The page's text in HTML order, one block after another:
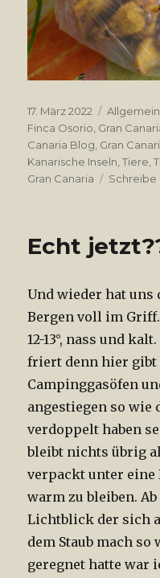
Veröffentlicht
am
17. März 2022 Allgemein
Finca Osorio Gran
Canaria Blog Gran
Kanarische Inseln ,Tiere ,
Gran Canaria
Schreibe
Echt
Und wieder hat
Bergen voll im
12-13°, nass und
friert denn hier gibt
Campinggasöfen
angestiegen so wie
verdoppelt haben
bleibt nichts übrig
verpackt unter eine
warm zu bleiben.
Lichtblick der sich
dem Staub mach so
geregnet hatte war